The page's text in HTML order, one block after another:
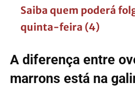
Saiba quem poderá
quinta-feira (4)
A diferença entre
marrons está na